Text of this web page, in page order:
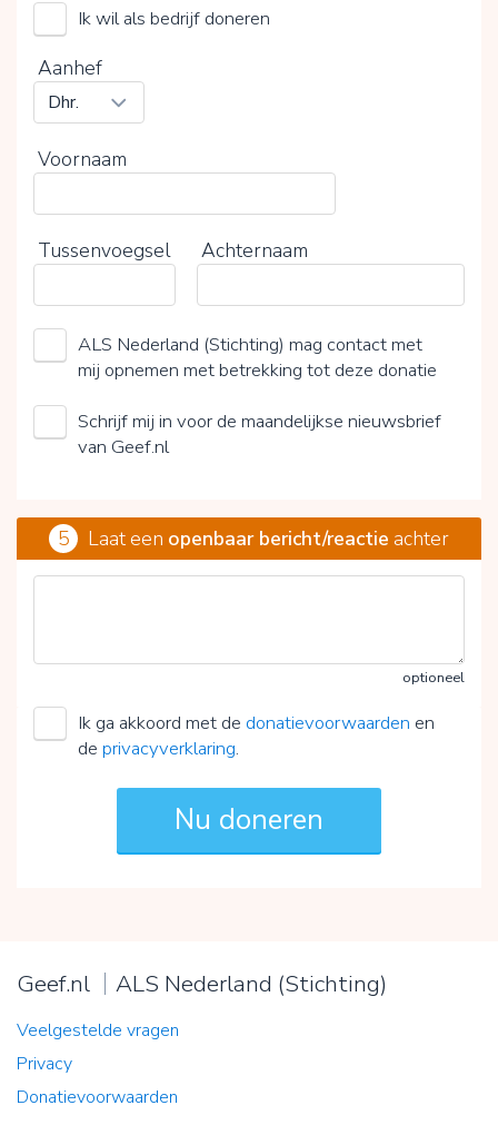
0%
Ik wil als bedrijf doneren
Aanhef
Voornaam
Tussenvoegsel Achternaam
ALS Nederland (Stichting) mag contact met
mij opnemen met betrekking tot deze donatie
Schrijf mij in voor de maandelijkse nieuwsbrief
van Geef.nl
5 Laat een openbaar bericht/reactie achter
optioneel
Ik ga akkoord met de donatievoorwaarden en
de privacyverklaring.
Geef.nl ALS Nederland (Stichting)
Veelgestelde vragen
Privacy
Donatievoorwaarden